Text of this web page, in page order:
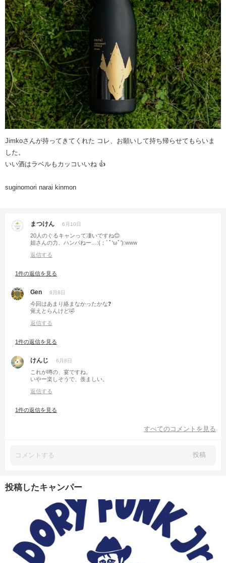
Jimkoさんが持ってきてくれた コレ、お願いして持ち帰らせてもらいま
した。
いい酒はラベルもカッコいいね 👍
suginomori narai kinmon
まつけん 6月10日
20人のぐるキャンって凄いですね😊
姐さんの力、ハンパねー…:(；ﾞﾟ'ωﾟ'):www
返信する
1件の返信を見る
Gen 6月8日
今回はあまり絡まなかったかな❓
覚えとらんけど🤣
返信する
1件の返信を見る
けんじ 6月8日
これが噂の、宴ですね。
いやー楽しそうで、羨ましい。
返信する
1件の返信を見る
すべてのコメントを見る
投稿
投稿したキャンパー